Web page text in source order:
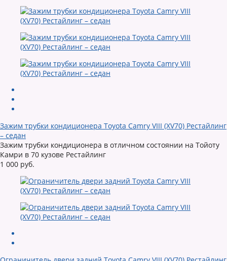
Зажим трубки кондиционера Toyota Camry VIII (XV70) Рестайлинг
– седан
Зажим трубки кондиционера в отличном состоянии на Тойоту
Камри в 70 кузове Рестайлинг
1 000 руб.